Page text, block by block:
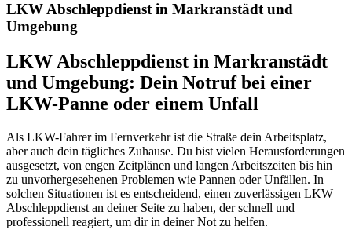
LKW Abschleppdienst in Markranstädt und
Umgebung
LKW Abschleppdienst in Markranstädt
und Umgebung: Dein Notruf bei einer
LKW-Panne oder einem Unfall
Als LKW-Fahrer im Fernverkehr ist die Straße dein Arbeitsplatz,
aber auch dein tägliches Zuhause. Du bist vielen Herausforderungen
ausgesetzt, von engen Zeitplänen und langen Arbeitszeiten bis hin
zu unvorhergesehenen Problemen wie Pannen oder Unfällen. In
solchen Situationen ist es entscheidend, einen zuverlässigen LKW
Abschleppdienst an deiner Seite zu haben, der schnell und
professionell reagiert, um dir in deiner Not zu helfen.